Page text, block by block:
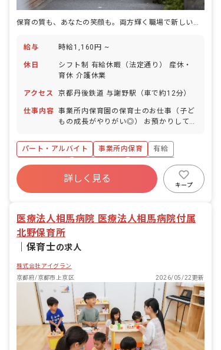
給与 時給1,160円 ~
休日
シフト制 有給休暇（法定通り） 産休・
育休 介護休業
アクセス 京都丹後鉄道 与謝野駅（車で約12分）
仕事内容 事業所内保育園の保育士のお仕事（子ど
もの成長がやりがい◎） お預かりしてい
す。 ・食事・睡眠・排泄・清潔・衣類の
着脱等 ・集団生活を通じた社会性の装着
・行事の計画・実行、お知らせの作成
パート・アルバイト 事業所内保育
有給
福利厚生充実
産休育休制度
未経験歓迎
WEB面接OK
詳しく見る
キープ
医療法人相馬病院 医療法人相馬病院付属
北野保育所
保育士の求人
株式会社アイグラン
京都府/京都市上京区
2026/05/22更新